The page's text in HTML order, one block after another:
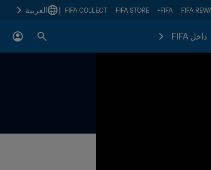
FIFA
FIFA+
FIFA STORE
FIFA COLLECT العربية
داخل FIFA